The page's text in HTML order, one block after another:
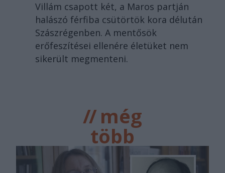
Villám csapott két, a Maros partján
halászó férfiba csütörtök kora délután
Szászrégenben. A mentősök
erőfeszítései ellenére életüket nem
sikerült megmenteni.
//még
több
főtér.ro